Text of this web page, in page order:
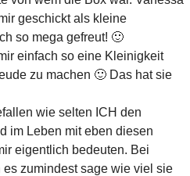
geschickt als kleine
so mega gefreut! 🙂
einfach so eine Kleinigkeit
zu machen 🙂 Das hat sie
wie selten ICH den
im Leben mit eben diesen
eigentlich bedeuten. Bei
zumindest sage wie viel sie